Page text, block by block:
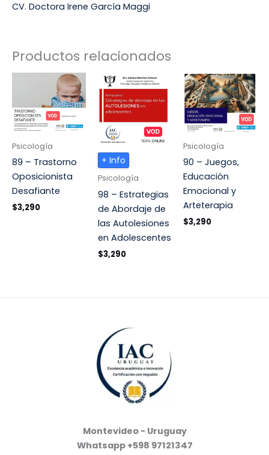
CV. Doctora Irene García Maggi
Productos relacionados
Psicología
89 – Trastorno
Oposicionista
Desafiante
$3,290
+ Info
Psicología
98 – Estrategias
de Abordaje de
las Autolesiones
en Adolescentes
$3,290
Psicología
90 – Juegos,
Educación
Emocional y
Arteterapia
$3,290
Montevideo - Uruguay
Whatsapp +598 97121347